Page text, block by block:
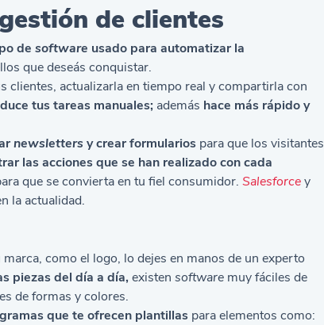
de clientes
desoftware usado para automatizar la
que deseás conquistar.
clientes, actualizarla en tiempo real y compartirla con
tus tareas manuales; además hace más rápido y
newsletters y crear formularios para que los visitantes
las acciones que se han realizado con cada
que se convierta en tu fiel consumidor. Salesforcey
la actualidad.
como el logo, lo dejes en manos de un experto
piezas del día a día,existensoftware muy fáciles de
de formas y colores.
que te ofrecen plantillas para elementos como: